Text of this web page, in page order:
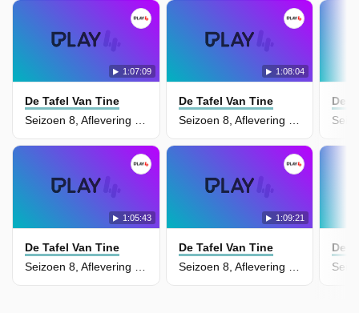
1:07:09
De Tafel Van Tine
Seizoen 8, Aflevering 64
1:08:04
De Tafel Van Tine
Seizoen 8, Aflevering 63
1:05:43
De Tafel Van Tine
1:09:21
De Tafel Van Tine
De
De